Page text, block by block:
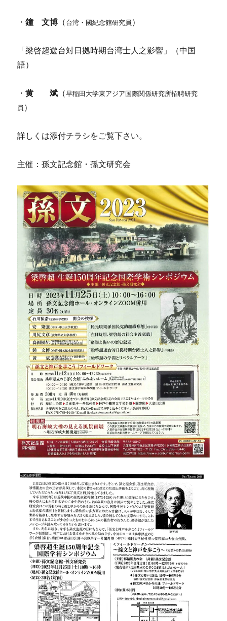
・鐘 文博 （台湾・國紀念館研究員 ）
「梁啓超遊台対日拠時期台湾士人之影響」（中国
語）
・黄 斌 （早稲田大学東アジア国際関係研究所招聘研究
員 ）
詳しくは添付チラシをご覧下さい。
主催：孫文記念館・孫文研究会